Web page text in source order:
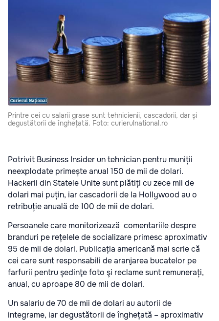
Printre cei cu salarii grase sunt tehnicienii, cascadorii, dar și
degustătorii de înghețată. Foto: curierulnational.ro
Potrivit Business Insider un tehnician pentru muniții
neexplodate primește anual 150 de mii de dolari.
Hackerii din Statele Unite sunt plătiți cu zece mii de
dolari mai puțin, iar cascadorii de la Hollywood au o
retribuție anuală de 100 de mii de dolari.
Persoanele care monitorizează comentariile despre
branduri pe rețelele de socializare primesc aproximativ
95 de mii de dolari. Publicația americană mai scrie că
cei care sunt responsabili de aranjarea bucatelor pe
farfurii pentru şedinţe foto şi reclame sunt remunerați,
anual, cu aproape 80 de mii de dolari.
Un salariu de 70 de mii de dolari au autorii de
integrame, iar degustătorii de înghețată – aproximativ